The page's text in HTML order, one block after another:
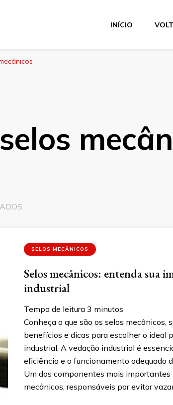
INÍCIO
SELOS MECÂNICOS
Selos mecânicos: entenda sua
industrial
Tempo de leitura 3 minutos
Conheça o que são os selos mecânicos,
benefícios e dicas para escolher o ideal
industrial. A vedação industrial é
eficiência e o funcionamento adequado
Um dos componentes mais
mecânicos, responsáveis por evitar